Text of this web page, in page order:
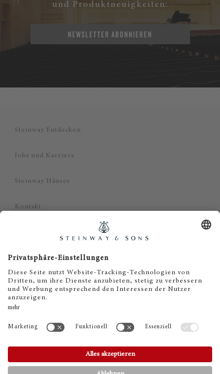
und Produktneuigkeiten:
NEWSLETTER ABONNIEREN
Steinway Entdecken
Jobs und Karriere
Steinway Häuser
Kontakt
Impressum
Haftungsausschluss
Cookie Zustimmung